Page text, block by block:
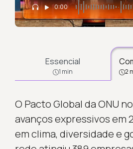
0:00
Essencial
1 min 2
O Pacto Global da ONU
avanços expressivos em
em clima, diversidade e